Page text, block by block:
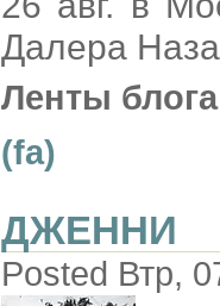
Далера
Ленты
(fa)
ДЖЕННИ
Posted Втр,